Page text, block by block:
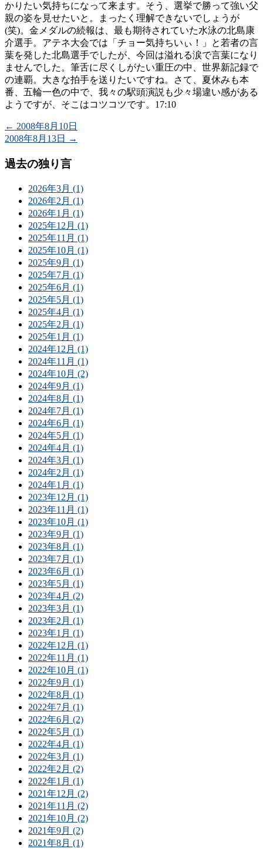
かりたい気持ちになって来ます。そう、選挙で勝って強い父
親の姿を見せたいと。まったく理解できないでしょうが
(笑)。金メダルの続報は、最も期待されていた水泳の北島康
介選手。アテネ大会では「チョー気持ちいぃ！」と若者の言
葉を発した北島選手でしたが、今回は溢れる涙で言葉になり
ませんでした。筆舌に尽くしがたい重圧の中、世界新記録で
の連覇。大きな拍手を送りたいですね。さて、夏休みも本
番、五輪一色の中で、我々の駅頭演説も少々場違い感がある
ようですが、そこはコツコツです。17:10
← 2008年8月10日
2008年8月13日
→
過去の独り言
2026年3月 (1)
2026年2月 (1)
2026年1月 (1)
2025年12月 (1)
2025年11月 (1)
2025年10月 (1)
2025年9月 (1)
2025年7月 (1)
2025年6月 (1)
2025年5月 (1)
2025年4月 (1)
2025年2月 (1)
2025年1月 (1)
2024年12月 (1)
2024年11月 (1)
2024年10月 (2)
2024年9月 (1)
2024年8月 (1)
2024年7月 (1)
2024年6月 (1)
2024年5月 (1)
2024年4月 (1)
2024年3月 (1)
2024年2月 (1)
2024年1月 (1)
2023年12月 (1)
2023年11月 (1)
2023年10月 (1)
2023年9月 (1)
2023年8月 (1)
2023年7月 (1)
2023年6月 (1)
2023年5月 (1)
2023年4月 (2)
2023年3月 (1)
2023年2月 (1)
2023年1月 (1)
2022年12月 (1)
2022年11月 (1)
2022年10月 (1)
2022年9月 (1)
2022年8月 (1)
2022年7月 (1)
2022年6月 (2)
2022年5月 (1)
2022年4月 (1)
2022年3月 (1)
2022年2月 (2)
2022年1月 (1)
2021年12月 (2)
2021年11月 (2)
2021年10月 (2)
2021年9月 (2)
2021年8月 (1)